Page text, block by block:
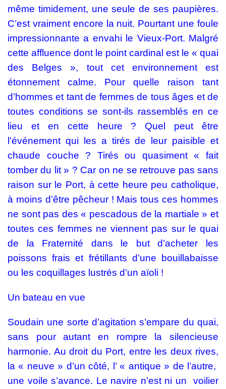
même timidement, une seule de ses paupières.
C’est vraiment encore la nuit. Pourtant une foule
impressionnante a envahi le Vieux-Port. Malgré
cette affluence dont le point cardinal est le « quai
des Belges », tout cet environnement est
étonnement calme. Pour quelle raison tant
d’hommes et tant de femmes de tous âges et de
toutes conditions se sont-ils rassemblés en ce
lieu et en cette heure ? Quel peut être
l’événement qui les a tirés de leur paisible et
chaude couche ? Tirés ou quasiment « fait
tomber du lit » ? Car on ne se retrouve pas sans
raison sur le Port, à cette heure peu catholique,
à moins d’être pêcheur ! Mais tous ces hommes
ne sont pas des « pescadous de la martiale » et
toutes ces femmes ne viennent pas sur le quai
de la Fraternité dans le but d’acheter les
poissons frais et frétillants d’une bouillabaisse
ou les coquillages lustrés d’un aïoli !
Un bateau en vue
Soudain une sorte d’agitation s’empare du quai,
sans pour autant en rompre la silencieuse
harmonie. Au droit du Port, entre les deux rives,
la « neuve » d’un côté, l’ « antique » de l’autre,
une voile s’avance. Le navire n’est ni un voilier